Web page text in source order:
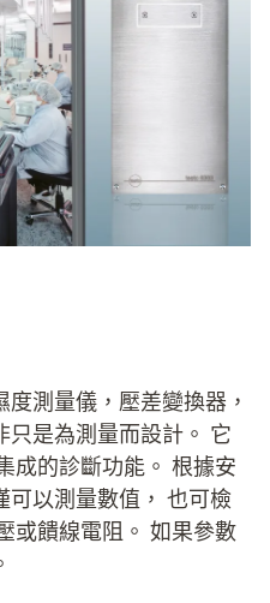
測量儀，壓差變換器，
只是為測量而設計。 它
成的診斷功能。 根據安
可以測量數值， 也可檢
或饋線電阻。 如果參數